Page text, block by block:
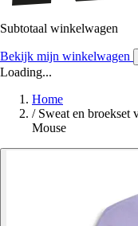
Subtotaal winkelwagen
Bekijk mijn winkelwagen
Loading...
Home
/ Sweat en broekset
Mouse